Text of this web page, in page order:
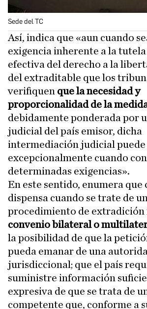
Sede del TC
Así, indica que «aun cuando
exigencia inherente a la
efectiva del derecho a la
del extraditable que los
verifiquen que la necesidad y
proporcionalidad de la
debidamente ponderada por
judicial del país emisor, dicha
intermediación judicial puede
excepcionalmente cuando
determinadas exigencias».
En este sentido, enumera que
dispensa cuando se trate de un
procedimiento de extradición
convenio bilateral o
la posibilidad de que la
pueda emanar de una
jurisdiccional; que el país
suministre información
expresiva de que se trata de
competente que, conforme a